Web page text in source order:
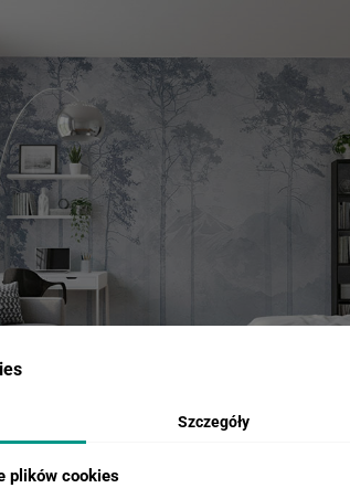
Szczegóły
plików cookies